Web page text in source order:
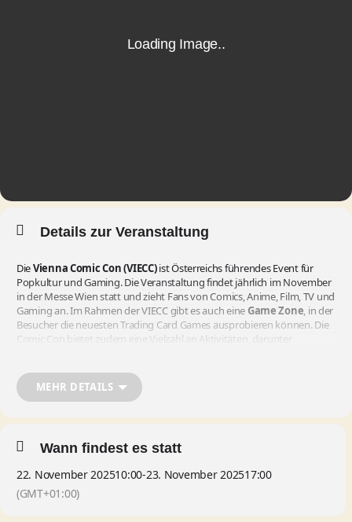
Details zur Veranstaltung
DieVienna Comic Con (VIECC)ist Österreichs führendes Event für
Popkultur und Gaming. Die Veranstaltung findet jährlich im November
in der Messe Wien statt und zieht Fans von Comics, Anime, Film, TV und
Gaming an. Im Rahmen der VIECC gibt es auch eine Game Zone, in der
Besucher die neuesten Trading Card Games ausprobieren können. Die
Comic Con bietet zudem eine Vielzahl an Aktivitäten, darunter
macht.MEHR DETAILS
Wann findest es statt
22. November 202510:00-23. November 202517:00
(GMT+01:00)